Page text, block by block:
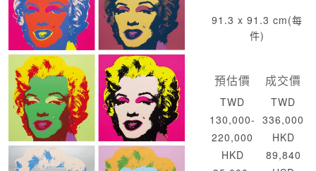
91.3 x 91.3 cm(每
件)
預估價
TWD
130,000-
220,000
HKD
成交價
TWD
336,000
HKD
89,840